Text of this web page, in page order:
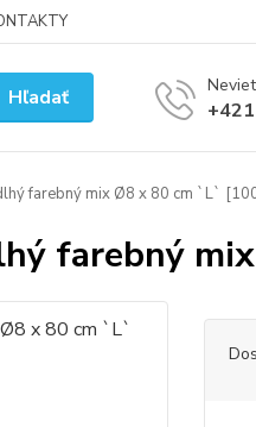
Hľadať
farebný mix Ø8 x 80 cm `L`
farebný